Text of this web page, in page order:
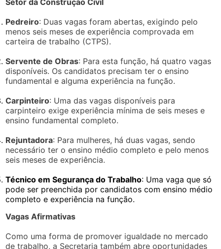
Pedreiro: Duas vagas foram abertas, exigindo pelo
menos seis meses de experiência comprovada em
carteira de trabalho (CTPS).
Servente de Obras: Para esta função, há quatro vagas
disponíveis. Os candidatos precisam ter o ensino
fundamental e alguma experiência na função.
Carpinteiro: Uma das vagas disponíveis para
carpinteiro exige experiência mínima de seis meses e
ensino fundamental completo.
Rejuntadora: Para mulheres, há duas vagas, sendo
necessário ter o ensino médio completo e pelo menos
seis meses de experiência.
Técnico em Segurança do Trabalho: Uma vaga que só
pode ser preenchida por candidatos com ensino médio
completo e experiência na função.
Vagas Afirmativas
Como uma forma de promover igualdade no mercado
de trabalho, a Secretaria também abre oportunidades